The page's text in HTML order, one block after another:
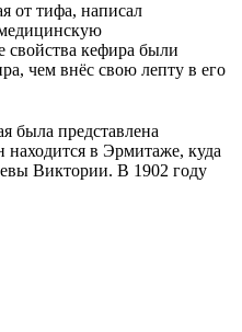
от тифа, написал
свойства кефира были
чем внёс свою лепту в его
была представлена
в Эрмитаже, куда
Виктории. В 1902 году